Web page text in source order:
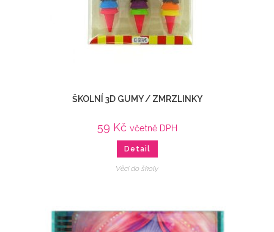
ŠKOLNÍ 3D GUMY / ZMRZLINKY
59 Kč včetně DPH
Detail
Věci do školy